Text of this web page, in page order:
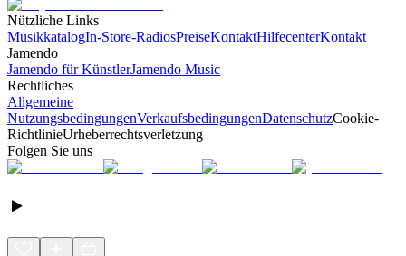
Nützliche Links
MusikkatalogIn-Store-RadiosPreiseKontaktHilfecenterKontakt
Jamendo
Jamendo für KünstlerJamendo Music
Rechtliches
Allgemeine
NutzungsbedingungenVerkaufsbedingungenDatenschutzCookie-
RichtlinieUrheberrechtsverletzung
Folgen Sie uns